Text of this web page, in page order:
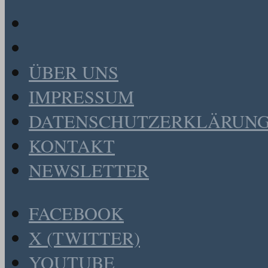
ÜBER UNS
IMPRESSUM
KONTAKT
NEWSLETTER
FACEBOOK
X (TWITTER)
YOUTUBE